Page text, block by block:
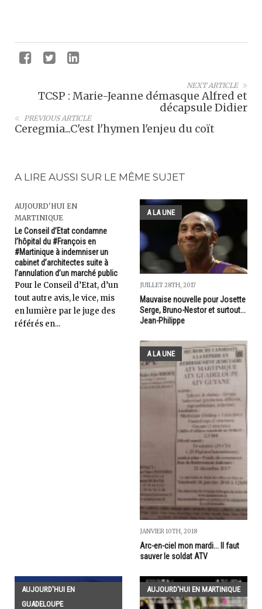
NEXT ARTICLE
TCSP : Marie-Jeanne démasque Alfred et
décapsule Didier
PREVIOUS ARTICLE
Ceregmia...C'est l'hymen l'enjeu du coït
A LIRE AUSSI SUR LE MÊME SUJET
AUJOURD'HUI EN
MARTINIQUE
Le Conseil d’Etat condamne
l’hôpital du #François en
#Martinique à indemniser un
cabinet d’architectes suite à
l’annulation d’un marché public
Pour le Conseil d’Etat, d’un
tout autre avis, le vice, mis
en lumière par le juge des
référés en...
A LA UNE
JUILLET 28TH, 2017
Mauvaise nouvelle pour Josette
Serge, Bruno-Nestor et surtout...
Jean-Philippe
A LA UNE
JANVIER 10TH, 2018
Arc-en-ciel mon mardi... Il faut
sauver le soldat ATV
AUJOURD'HUI EN
GUADELOUPE
AUJOURD'HUI EN MARTINIQUE